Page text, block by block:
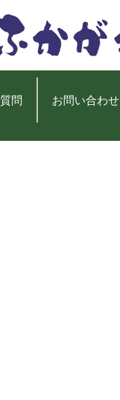
問 お問い合わせ